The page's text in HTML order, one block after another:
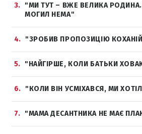
3
"МИ ТУТ – ВЖЕ ВЕЛИКА
МОГИЛ НЕМА"
4 "ЗРОБИВ ПРОПОЗИЦІЮ КОХАНІЙ
5 "НАЙГІРШЕ, КОЛИ БАТЬКИ
6 "КОЛИ ВІН УСМІХАВСЯ, МИ
7 "МАМА ДЕСАНТНИКА НЕ МАЄ